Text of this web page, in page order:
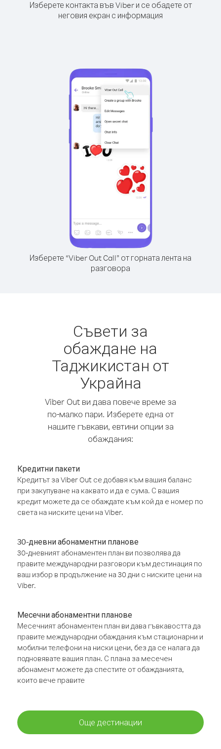
Изберете контакта във Viber и се обадете от
неговия екран с информация
Изберете “Viber Out Call” от горната лента на
разговора
Съвети за
обаждане на
Таджикистан от
Украйна
Viber Out ви дава повече време за
по-малко пари. Изберете една от
нашите гъвкави, евтини опции за
обаждания:
Кредитни пакети
Кредитът за Viber Out се добавя към вашия баланс
при закупуване на каквато и да е сума. С вашия
кредит можете да се обаждате към кой да е номер по
света на ниските цени на Viber.
30-дневни абонаментни планове
30-дневният абонаментен план ви позволява да
правите международни разговори към дестинация по
ваш избор в продължение на 30 дни с ниските цени на
Viber.
Месечни абонаментни планове
Месечният абонаментен план ви дава гъвкавостта да
правите международни обаждания към стационарни и
мобилни телефони на ниски цени, без да се налага да
подновявате вашия план. С плана за месечен
абонамент можете да спестите от обажданията,
които вече правите
Още дестинации